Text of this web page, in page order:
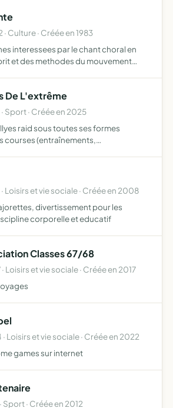
Culture · Créée en 1983
interessees par le chant choral en
et des methodes du mouvement
De L'extrême
Sport · Créée en 2025
raid sous toutes ses formes
courses (entraînements,
…
Loisirs et vie sociale · Créée en 2008
divertissement pour les
corporelle et educatif
Classes 67/68
Loisirs et vie sociale · Créée en 2017
Loisirs et vie sociale · Créée en 2022
games sur internet
Sport · Créée en 2012